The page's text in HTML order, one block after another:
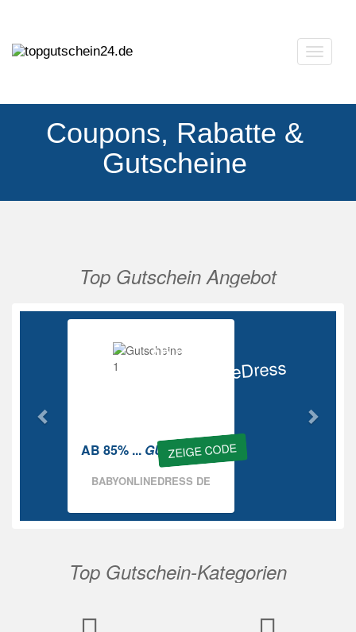
Coupons, Rabatte &
Gutscheine
Top Gutschein Angebot
Ab 85%
BabyOnlineDress
ZEIGE CODE
AB 85% ... GUTSCHEIN
BABYONLINEDRESS DE
Vorherige
Top Gutschein-Kategorien